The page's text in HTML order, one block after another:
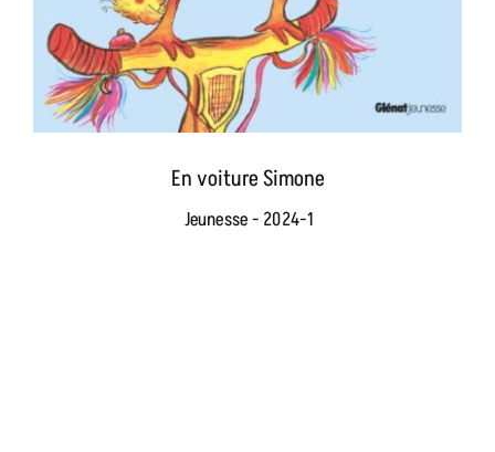
En voiture Simone
Jeunesse - 2024-1